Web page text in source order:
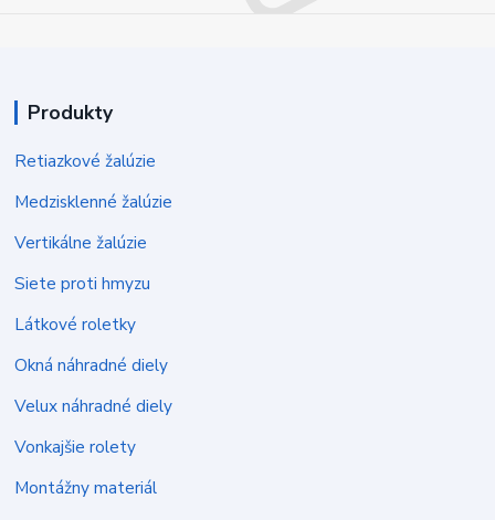
Produkty
Retiazkové žalúzie
Medzisklenné žalúzie
Vertikálne žalúzie
Siete proti hmyzu
Látkové roletky
Okná náhradné diely
Velux náhradné diely
Vonkajšie rolety
Montážny materiál